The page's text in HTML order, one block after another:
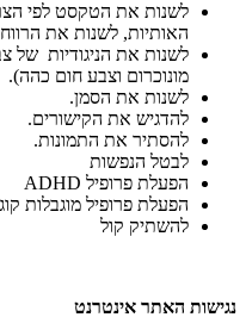
לשנות את הטקסט לפי
האותיות, לשנות את
לשנות את הניגודיות של
מונוכרום וצבע חום כהה).
לשנות את הסמן.
להדגיש את הקישורים.
להסתיר את התמונות.
לבטל הנפשות
הפעלת פרופיל ADHD
הפעלת פרופיל מוגבלות
להשתיק קול
נגישות האתר אינטרנט